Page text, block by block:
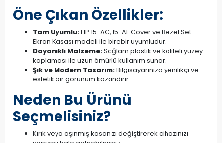
Öne Çıkan Özellikler:
Tam Uyumlu:HP 15-AC, 15-AF Cover ve Bezel Set
Ekran Kasası modeli ile birebir uyumludur.
Dayanıklı Malzeme:Sağlam plastik ve kaliteli yüzey
kaplaması ile uzun ömürlü kullanım sunar.
Şık ve Modern Tasarım:Bilgisayarınıza yenilikçi ve
estetik bir görünüm kazandırır.
Neden Bu Ürünü
Seçmelisiniz?
Kırık veya aşınmış kasanızı değiştirerek cihazınızı